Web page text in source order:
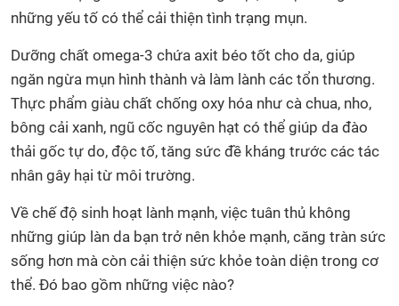
những yếu tố có thể cải thiện tình trạng mụn.
Dưỡng chất omega-3 chứa axit béo tốt cho da, giúp
ngăn ngừa mụn hình thành và làm lành các tổn thương.
Thực phẩm giàu chất chống oxy hóa như cà chua, nho,
bông cải xanh, ngũ cốc nguyên hạt có thể giúp da đào
thải gốc tự do, độc tố, tăng sức đề kháng trước các tác
nhân gây hại từ môi trường.
Về chế độ sinh hoạt lành mạnh, việc tuân thủ không
những giúp làn da bạn trở nên khỏe mạnh, căng tràn sức
sống hơn mà còn cải thiện sức khỏe toàn diện trong cơ
thể. Đó bao gồm những việc nào?